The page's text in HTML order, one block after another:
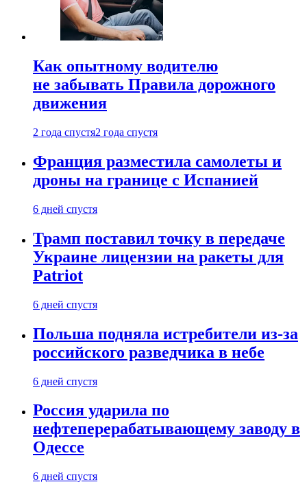
Как опытному водителю
не забывать Правила дорожного
движения
2 года спустя2 года спустя
Франция разместила самолеты и
дроны на границе с Испанией
6 дней спустя
Трамп поставил точку в передаче
Украине лицензии на ракеты для
Patriot
6 дней спустя
Польша подняла истребители из-за
российского разведчика в небе
6 дней спустя
Россия ударила по
нефтеперерабатывающему заводу в
Одессе
6 дней спустя